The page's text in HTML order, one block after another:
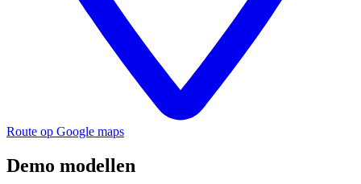
Route op Google maps
Demo modellen